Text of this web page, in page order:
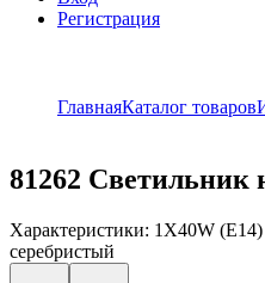
Регистрация
ГлавнаяКаталог товаров
81262 Светильник
Характеристики: 1X40W
серебристый